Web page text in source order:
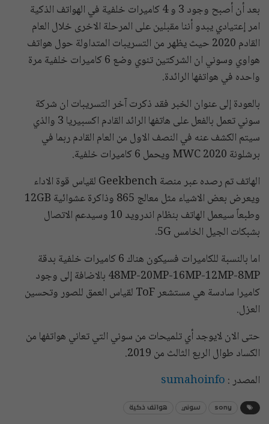
بعد أن أصبح وجود 3 و 4 كاميرات خلفية في الهواتف الذكية
امر إعتيادي يبدو أننا مقبلين على المرحلة الاخرى خلال العام
القادم 2020 حيث يظهر من التسريبات المتداولة حول هواتف
هواوي وسوني ان الشركتين تنوي وضع 6 كاميرات خلفية مرة
واحده في هواتفها الرائدة.
بالعودة إلى عنوان الخبر فقد ذكرت آخر التسريبات ان شركة
سوني تعمل بالفعل على هاتفها الرائد القادم اكسبيريا 3 والذي
سيتم الكشف عنه في النصف الاول من العام القادم ربما في
برشلونة MWC 2020 ويحمل 6 كاميرات خلفية.
الهاتف تم رصده عبر منصة Geekbench لقياس قوة الاداء
ويعرض بعض الاشياء مثل معالج 865 وذاكرة عشوائية 12GB
وطبعاً سيعمل الهاتف بنظام اندرويد 10 وسيدعم الاتصال
بشبكات الجيل الخامس 5G.
اما بالنسبة للكاميرات فسيكون هناك 6 كاميرات خلفية بدقة
48MP-20MP-16MP-12MP-8MP بالاضافة إلى وجود
كاميرا سادسة هي مستشعر ToF لقياس العمق للصور وتحسين
العزل.
حتى الان لايوجد أي تلميحات من سوني التي تعاني هواتفها من
الكساد طوال الربع الثالث من 2019.
المصدر : sumahoinfo
sony سوني هواتف ذكية